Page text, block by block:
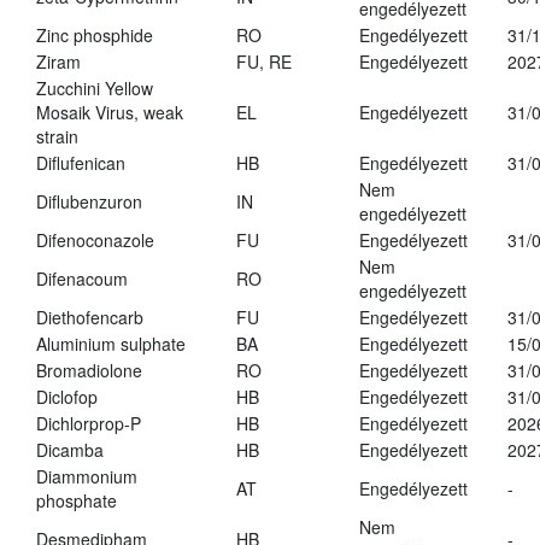
engedélyezett
Zinc phosphide
RO Engedélyezett
31/
Ziram
FU, RE Engedélyezett
Zucchini Yellow
Mosaik Virus, weak
strain
EL Engedélyezett 31/
Diflufenican HB Engedélyezett
31/
Diflubenzuron
IN
Nem
engedélyezett
Difenoconazole
FU Engedélyezett
31/
Difenacoum
RO
Nem
engedélyezett
Diethofencarb
FU Engedélyezett
31/
Aluminium sulphate
BA Engedélyezett
15/
Bromadiolone
RO Engedélyezett
31/
Diclofop
HB Engedélyezett
31/
Dichlorprop-P
HB Engedélyezett
Dicamba
HB Engedélyezett
Diammonium
phosphate
AT Engedélyezett -
Desmedipham HB
Nem
-